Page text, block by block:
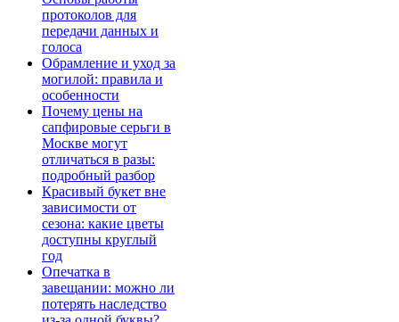
протоколов для
передачи данных и
голоса
Обрамление и уход за
могилой: правила и
особенности
Почему цены на
сапфировые серьги в
Москве могут
отличаться в разы:
подробный разбор
Красивый букет вне
зависимости от
сезона: какие цветы
доступны круглый
год
Опечатка в
завещании: можно ли
потерять наследство